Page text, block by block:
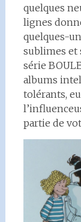
quelques
lignes
quelques-
sublimes
série
albums
tolérants,
partie de